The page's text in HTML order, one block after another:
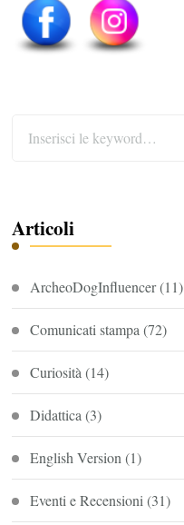
Articoli
ArcheoDogInfluencer(11)
Comunicati stampa (72)
Curiosità (14)
Didattica (3)
English Version (1)
Eventi e Recensioni (31)